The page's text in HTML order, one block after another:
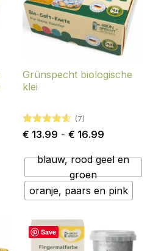
Grünspecht biologische
klei
Gewaardeerd
(7)
€ 13.99 - € 16.99
tot
€ 16.99
blauw, rood geel en
groen
oranje, paars en pink
Save